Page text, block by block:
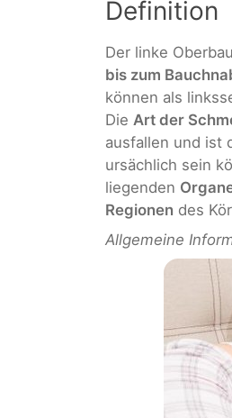
Definition
Der linke
bis zum
können als
Die Art der
ausfallen und ist
ursächlich sein
liegenden
Regionen des
Allgemeine